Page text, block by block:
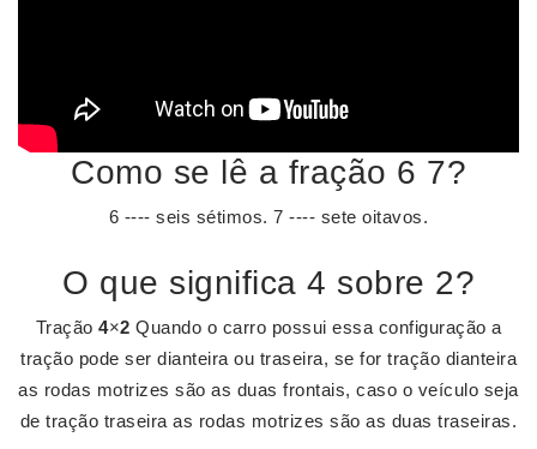
Como se lê a fração 6 7?
6 ---- seis sétimos. 7 ---- sete oitavos.
O que significa 4 sobre 2?
Tração 4×2 Quando o carro possui essa configuração a
tração pode ser dianteira ou traseira, se for tração dianteira
as rodas motrizes são as duas frontais, caso o veículo seja
de tração traseira as rodas motrizes são as duas traseiras.